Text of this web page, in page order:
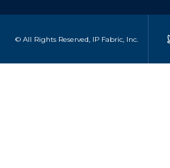
© All Rights Reserved, IP Fabric, Inc.